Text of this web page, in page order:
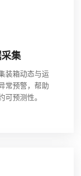
集
装箱动态与运
常预警，帮助
可预测性。